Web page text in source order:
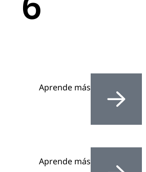
Aprende más
Aprende más